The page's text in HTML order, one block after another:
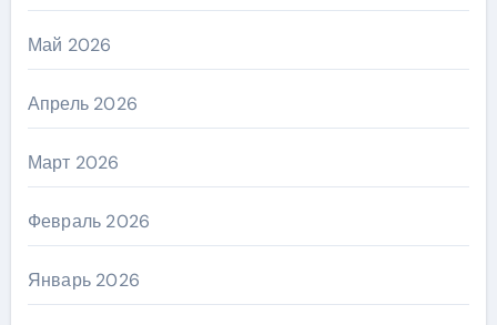
Май 2026
Апрель 2026
Март 2026
Февраль 2026
Январь 2026